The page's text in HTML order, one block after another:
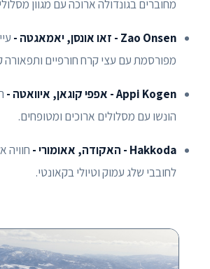
מחוברים בגונדולה ארוכה עם מגוון
Zao Onsen - זאו אונסן, יאמאגטה -
מפורסמת עם עצי קרח חורפיים ותפאורה
Appi Kogen - אפפי קוגאן, איוואטה -
הונשו עם מסלולים ארוכים ומטופחים.
Hakkoda - האקודה, אאומורי -
חוויה
לחובבי שלג עמוק וטיולי בקאונטי.